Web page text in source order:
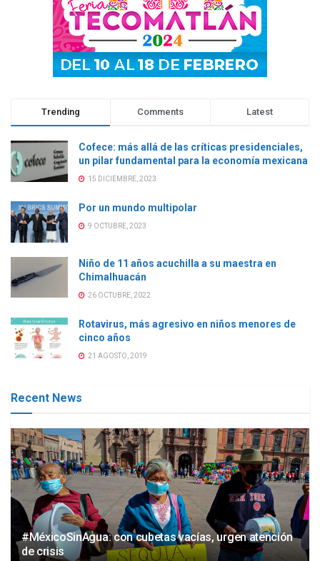
Trending Comments Latest
Cofece: más allá de las críticas presidenciales,
un pilar fundamental para la economía mexicana
15 DICIEMBRE, 2023
Por un mundo multipolar
9 OCTUBRE, 2023
Niño de 11 años acuchilla a su maestra en
Chimalhuacán
26 OCTUBRE, 2022
Rotavirus, más agresivo en niños menores de
cinco años
21 AGOSTO, 2019
Recent News
#MéxicoSinAgua: con cubetas vacías, urgen atención
de crisis